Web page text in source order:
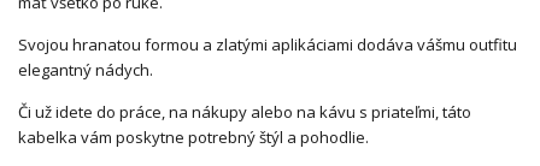
Svojou hranatou formou a zlatými aplikáciami dodáva vášmu outfitu
elegantný nádych.
Či už idete do práce, na nákupy alebo na kávu s priateľmi, táto
kabelka vám poskytne potrebný štýl a pohodlie.